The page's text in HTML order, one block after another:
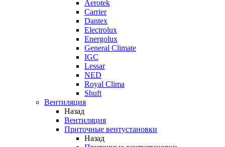
Aerotek
Carrier
Dantex
Electrolux
Energolux
General Climate
IGC
Lessar
NED
Royal Clima
Shuft
Вентиляция
Назад
Вентиляция
Приточные вентустановки
Назад